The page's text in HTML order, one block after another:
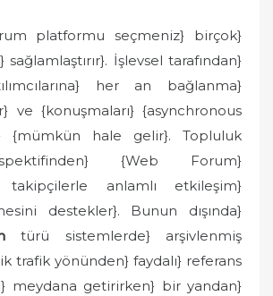
platformu seçmeniz} birçok}
İşlevsel tarafından}
her an bağlanma}
ve {konuşmaları} {asynchronous
{mümkün hale gelir}. Topluluk
{Web Forum}
takipçilerle anlamlı etkileşim}
destekler}. Bunun dışında}
türü sistemlerde} arşivlenmiş
trafik yönünden} faydalı} referans
meydana getirirken} bir yandan}